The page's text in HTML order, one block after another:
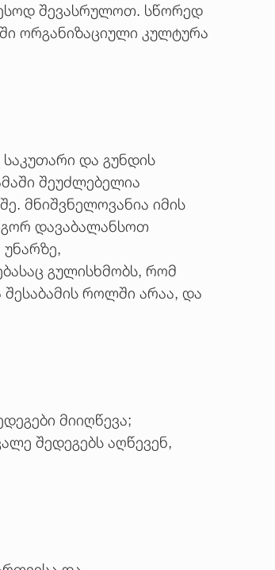
შევასრულოთ. სწორედ
ორგანიზაციული კულტურა
და გუნდის
შეუძლებელია
მნიშვნელოვანია იმის
დავაბალანსოთ
გულისხმობს, რომ
შესაბამის როლში არაა, და
მიიღწევა;
შედეგებს აღწევენ,